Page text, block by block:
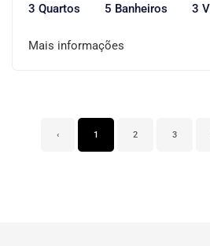
3 Quartos 5 Banheiros 3
Mais informações
‹ 1 2 3